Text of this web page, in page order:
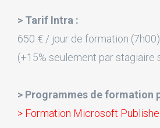
> Tarif Intra :
650 € / jour de formation (7h00)
(+15% seulement par stagiaire
> Programmes de formation
> Formation Microsoft